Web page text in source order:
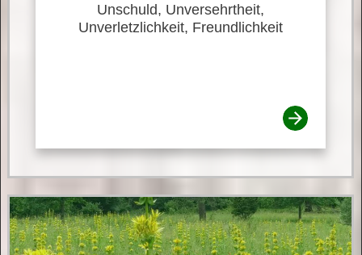
Unschuld, Unversehrtheit,
Unverletzlichkeit, Freundlichkeit